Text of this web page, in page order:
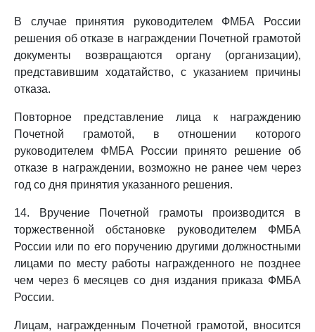
В случае принятия руководителем ФМБА России
решения об отказе в награждении Почетной грамотой
документы возвращаются органу (организации),
представившим ходатайство, с указанием причины
отказа.
Повторное представление лица к награждению
Почетной грамотой, в отношении которого
руководителем ФМБА России принято решение об
отказе в награждении, возможно не ранее чем через
год со дня принятия указанного решения.
14. Вручение Почетной грамоты производится в
торжественной обстановке руководителем ФМБА
России или по его поручению другими должностными
лицами по месту работы награжденного не позднее
чем через 6 месяцев со дня издания приказа ФМБА
России.
Лицам, награжденным Почетной грамотой, вносится